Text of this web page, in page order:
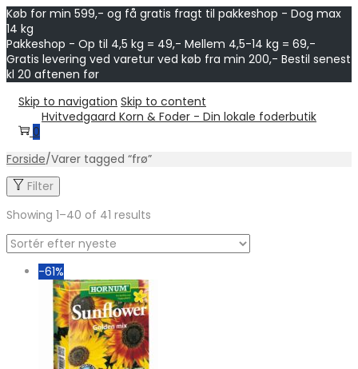
Køb for min 599,- og få gratis fragt til pakkeshop - Dog max
14 kg
Pakkeshop - Op til 4,5 kg = 49,- Mellem 4,5-14 kg = 69,-
Gratis levering ved varetur ved køb fra min 200,- Bestil senest
kl 20 aftenen før
Skip to navigation Skip to content
Hvitvedgaard Korn & Foder - Din lokale foderbutik
0
Forside/Varer tagged “frø”
Filter
Showing 1–40 of 41 results
-61%